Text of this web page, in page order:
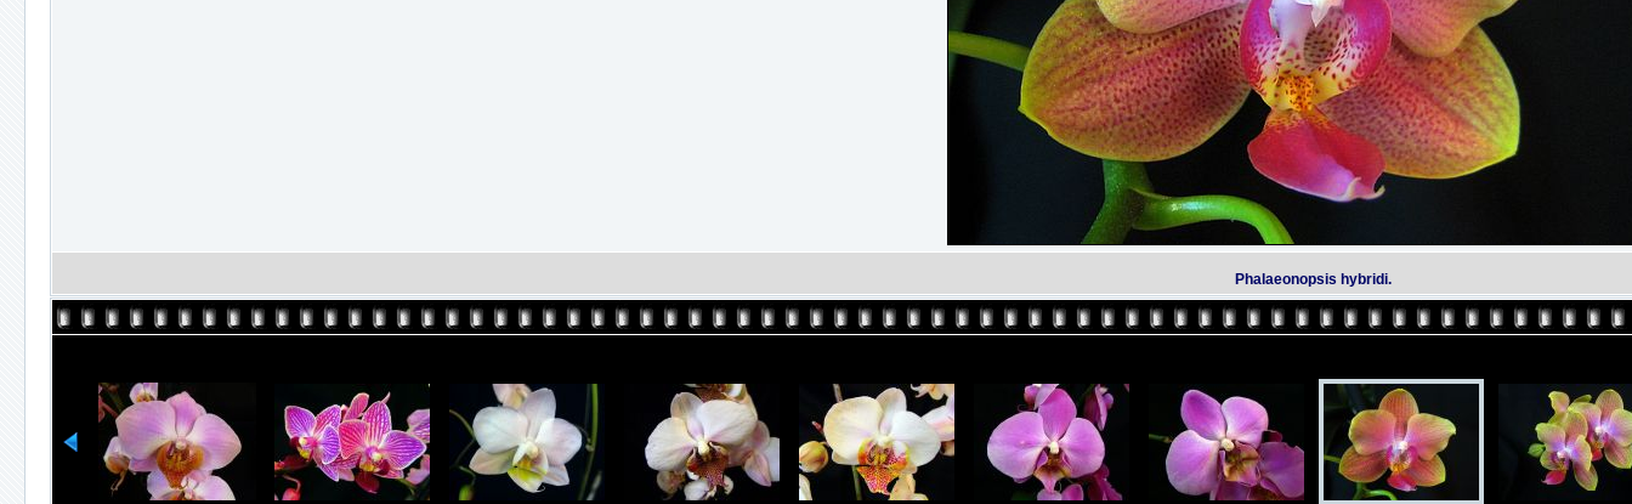
Phalaeonopsis hybridi.